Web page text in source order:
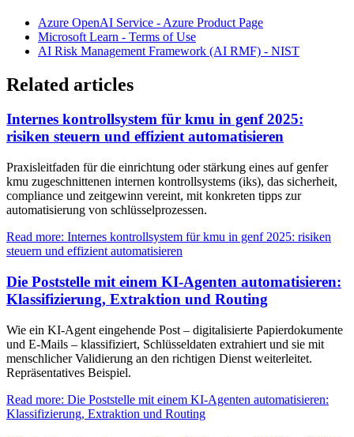
Azure OpenAI Service - Azure Product Page
Microsoft Learn - Terms of Use
AI Risk Management Framework (AI RMF) - NIST
Related articles
Internes kontrollsystem für kmu in genf 2025:
risiken steuern und effizient automatisieren
Praxisleitfaden für die einrichtung oder stärkung eines auf genfer
kmu zugeschnittenen internen kontrollsystems (iks), das sicherheit,
compliance und zeitgewinn vereint, mit konkreten tipps zur
automatisierung von schlüsselprozessen.
Read more: Internes kontrollsystem für kmu in genf 2025: risiken
steuern und effizient automatisieren
Die Poststelle mit einem KI-Agenten automatisieren:
Klassifizierung, Extraktion und Routing
Wie ein KI-Agent eingehende Post – digitalisierte Papierdokumente
und E-Mails – klassifiziert, Schlüsseldaten extrahiert und sie mit
menschlicher Validierung an den richtigen Dienst weiterleitet.
Repräsentatives Beispiel.
Read more: Die Poststelle mit einem KI-Agenten automatisieren:
Klassifizierung, Extraktion und Routing